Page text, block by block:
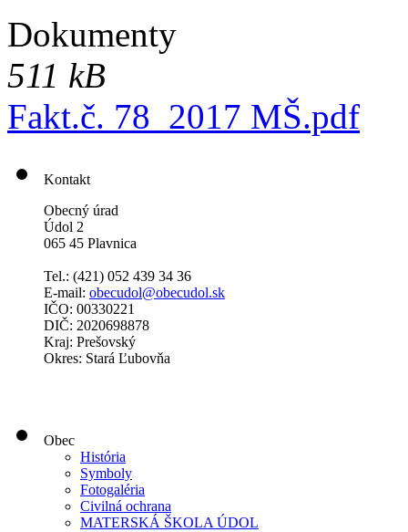
Dokumenty
511 kB
Fakt.č. 78_2017 MŠ.pdf
Kontakt
Obecný úrad
Údol 2
065 45 Plavnica
Tel.: (421) 052 439 34 36
E-mail: obecudol@obecudol.sk
IČO: 00330221
DIČ: 2020698878
Kraj: Prešovský
Okres: Stará Ľubovňa
Obec
História
Symboly
Fotogaléria
Civilná ochrana
MATERSKÁ ŠKOLA ÚDOL